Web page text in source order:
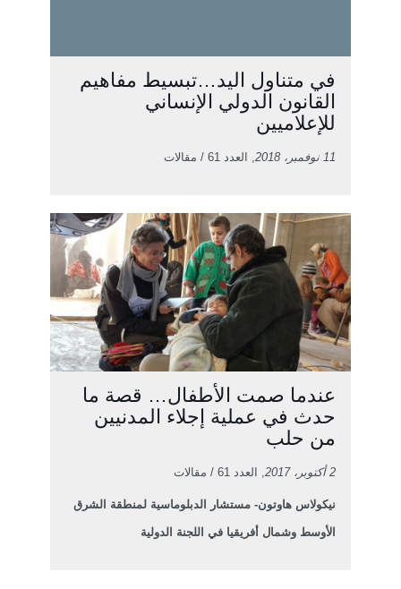
في متناول اليد…تبسيط مفاهيم
القانون الدولي الإنساني
للإعلاميين
11 نوفمبر، 2018 , العدد 61 / مقالات
عندما صمت الأطفال… قصة ما
حدث في عملية إجلاء المدنيين
من حلب
2 أكتوبر، 2017 , العدد 61 / مقالات
نيكولاس هاوتون- مستشار الدبلوماسية لمنطقة الشرق
الأوسط وشمال أفريقيا في اللجنة الدولية